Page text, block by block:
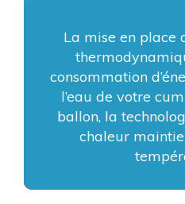
La mise en place
consommation
l’eau de votre
ballon, la
chaleur